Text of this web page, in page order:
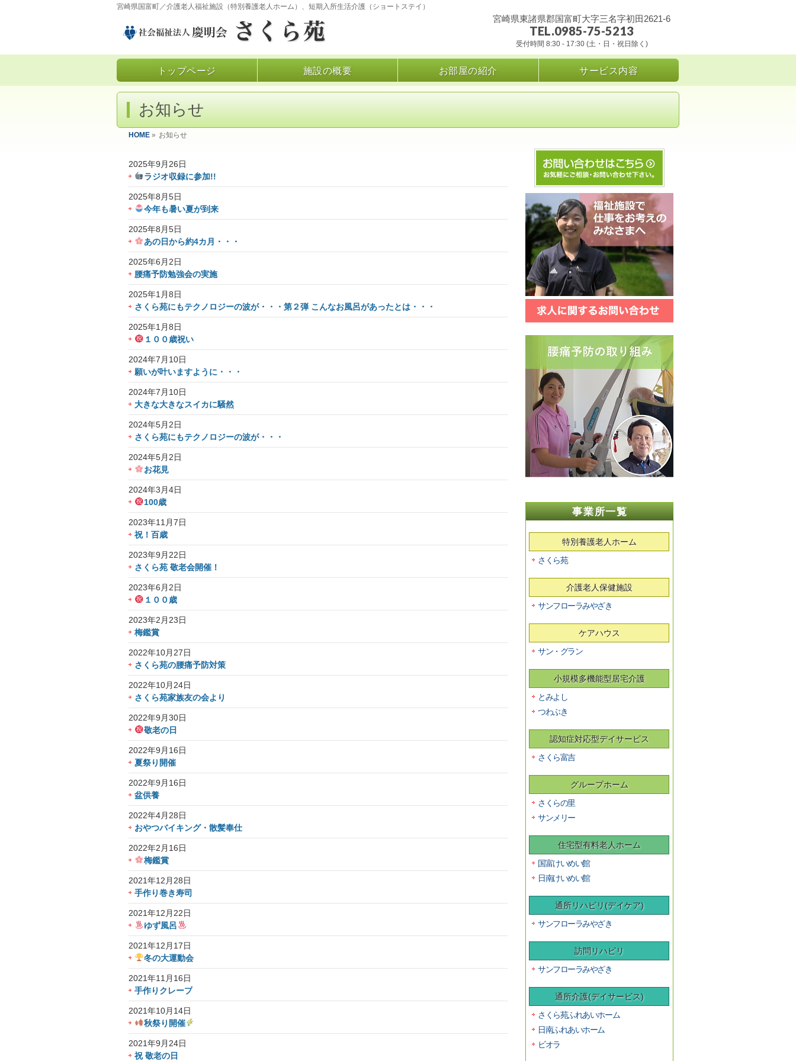
宮崎県国富町／介護老人福祉施設（特別養護老人ホーム）、短期入所生活介護（ショートステイ）
宮崎県東諸県郡国富町大字三名字初田2621-6
TEL.0985-75-5213
受付時間 8:30 - 17:30 (土・日・祝日除く)
トップページ 施設の概要 お部屋の紹介 サービス内容
お知らせ
HOME » お知らせ
2025年9月26日
ラジオ収録に参加!!
2025年8月5日
今年も暑い夏が到来
2025年8月5日
あの日から約4カ月・・・
2025年6月2日
腰痛予防勉強会の実施
2025年1月8日
さくら苑にもテクノロジーの波が・・・第２弾 こんなお風呂があったとは・・・
2025年1月8日
１００歳祝い
2024年7月10日
願いが叶いますように・・・
2024年7月10日
大きな大きなスイカに騒然
2024年5月2日
さくら苑にもテクノロジーの波が・・・
2024年5月2日
お花見
2024年3月4日
100歳
2023年11月7日
祝！百歳
2023年9月22日
さくら苑 敬老会開催！
2023年6月2日
１００歳
2023年2月23日
梅鑑賞
2022年10月27日
さくら苑の腰痛予防対策
2022年10月24日
さくら苑家族友の会より
2022年9月30日
敬老の日
2022年9月16日
夏祭り開催
2022年9月16日
盆供養
2022年4月28日
おやつバイキング・散髪奉仕
2022年2月16日
梅鑑賞
2021年12月28日
手作り巻き寿司
2021年12月22日
ゆず風呂
2021年12月17日
冬の大運動会
2021年11月16日
手作りクレープ
2021年10月14日
秋祭り開催
2021年9月24日
祝 敬老の日
事業所一覧
特別養護老人ホーム
さくら苑
介護老人保健施設
サンフローラみやざき
ケアハウス
サン・グラン
小規模多機能型居宅介護
とみよし
つわぶき
認知症対応型デイサービス
さくら富吉
グループホーム
さくらの里
サンメリー
住宅型有料老人ホーム
国富けいめい館
日南けいめい館
通所リハビリ(デイケア)
サンフローラみやざき
訪問リハビリ
サンフローラみやざき
通所介護(デイサービス)
さくら苑ふれあいホーム
日南ふれあいホーム
ビオラ